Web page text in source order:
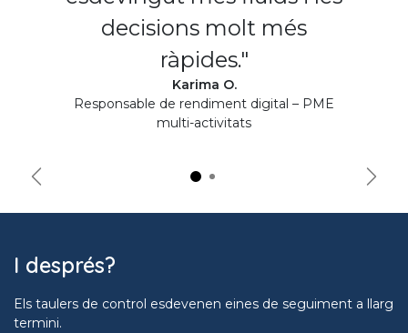
decisions molt més
ràpides."
Karima O.
Responsable de rendiment digital – PME
multi-activitats
Précédent
I després?
Els taulers de control esdevenen eines de seguiment a llarg
termini.